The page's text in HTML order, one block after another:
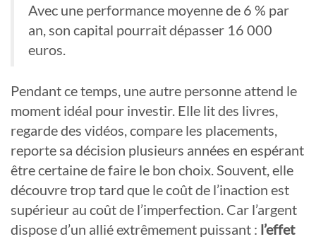
Avec une performance moyenne de 6 % par
an, son capital pourrait dépasser 16 000
euros.
Pendant ce temps, une autre personne attend le
moment idéal pour investir. Elle lit des livres,
regarde des vidéos, compare les placements,
reporte sa décision plusieurs années en espérant
être certaine de faire le bon choix. Souvent, elle
découvre trop tard que le coût de l’inaction est
supérieur au coût de l’imperfection. Car l’argent
dispose d’un allié extrêmement puissant : l’effet